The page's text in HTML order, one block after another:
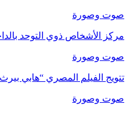
صوت وصورة
مركز الأشخاص ذوي التوحد
صوت وصورة
تتويج الفيلم المصري “هابي
صوت وصورة